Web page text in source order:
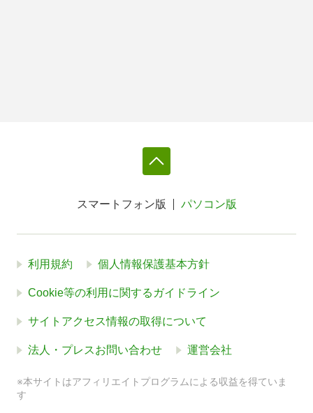
スマートフォン版 パソコン版
利用規約 個人情報保護基本方針
Cookie等の利用に関するガイドライン
サイトアクセス情報の取得について
法人・プレスお問い合わせ 運営会社
※本サイトはアフィリエイトプログラムによる収益を得ていま
す